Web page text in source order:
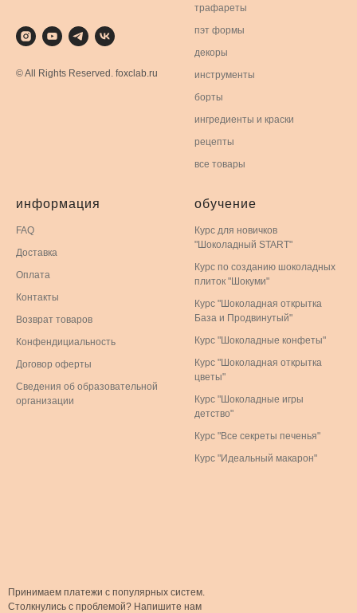
© All Rights Reserved. foxclab.ru
трафареты
пэт формы
декоры
инструменты
борты
ингредиенты и краски
рецепты
все товары
информация
FAQ
Доставка
Оплата
Контакты
Возврат товаров
Конфендициальность
Договор оферты
Сведения об образовательной
организации
обучение
Курс для новичков
"Шоколадный START"
Курс по созданию шоколадных
плиток "Шокуми"
Курс "Шоколадная открытка
База и Продвинутый"
Курс "Шоколадные конфеты"
Курс "Шоколадная открытка
цветы"
Курс "Шоколадные игры
детство"
Курс "Все секреты печенья"
Курс "Идеальный макарон"
Принимаем платежи с популярных систем.
Столкнулись с проблемой? Напишите нам